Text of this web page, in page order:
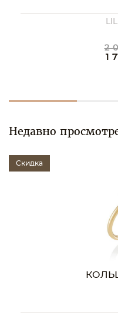
2
1
Недавно
Скидка